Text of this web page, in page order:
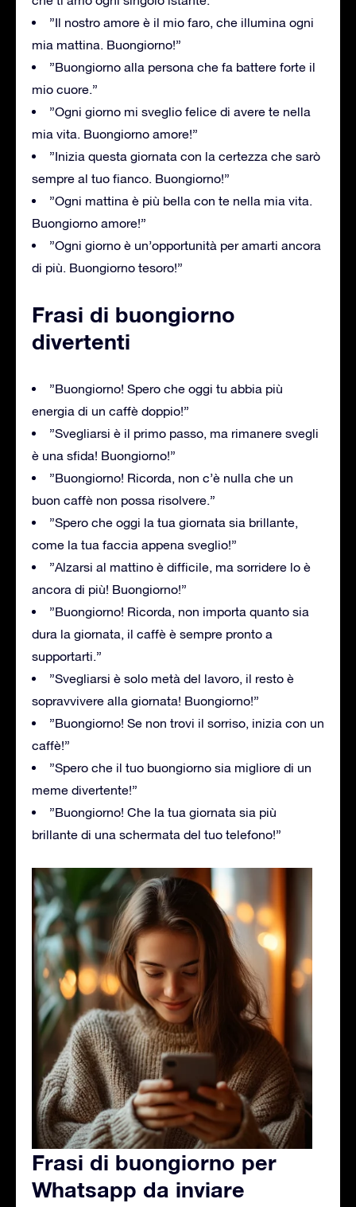
”Il nostro amore è il mio faro, che illumina ogni
mia mattina. Buongiorno!”
”Buongiorno alla persona che fa battere forte il
mio cuore.”
”Ogni giorno mi sveglio felice di avere te nella
mia vita. Buongiorno amore!”
”Inizia questa giornata con la certezza che sarò
sempre al tuo fianco. Buongiorno!”
”Ogni mattina è più bella con te nella mia vita.
Buongiorno amore!”
”Ogni giorno è un’opportunità per amarti ancora
di più. Buongiorno tesoro!”
Frasi di buongiorno
divertenti
”Buongiorno! Spero che oggi tu abbia più
energia di un caffè doppio!”
”Svegliarsi è il primo passo, ma rimanere svegli
è una sfida! Buongiorno!”
”Buongiorno! Ricorda, non c’è nulla che un
buon caffè non possa risolvere.”
”Spero che oggi la tua giornata sia brillante,
come la tua faccia appena sveglio!”
”Alzarsi al mattino è difficile, ma sorridere lo è
ancora di più! Buongiorno!”
”Buongiorno! Ricorda, non importa quanto sia
dura la giornata, il caffè è sempre pronto a
supportarti.”
”Svegliarsi è solo metà del lavoro, il resto è
sopravvivere alla giornata! Buongiorno!”
”Buongiorno! Se non trovi il sorriso, inizia con un
caffè!”
”Spero che il tuo buongiorno sia migliore di un
meme divertente!”
”Buongiorno! Che la tua giornata sia più
brillante di una schermata del tuo telefono!”
Frasi di buongiorno per
Whatsapp da inviare